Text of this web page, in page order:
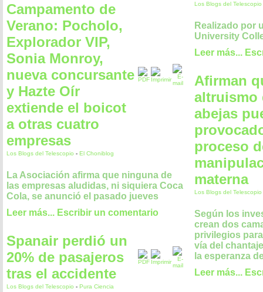
Campamento de
Verano: Pocholo,
Explorador VIP,
Sonia Monroy,
nueva concursante
y Hazte Oír
extiende el boicot
a otras cuatro
empresas
Los Blogs del Telescopio - El Choniblog
La Asociación afirma que ninguna de
las empresas aludidas, ni siquiera Coca
Cola, se anunció el pasado jueves
Leer más... Escribir un comentario
Spanair perdió un
20% de pasajeros
tras el accidente
Los Blogs del Telescopio - Pura Ciencia
Los Blogs del Telescopio
Realizado por
University
Leer más...
Afirman
altruismo
abejas
proceso
materna
Los Blogs del Telescopio
Según los
crean dos
privilegios
vía del
la esperanza
Leer más...